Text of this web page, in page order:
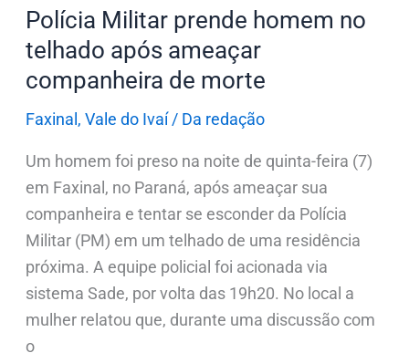
Polícia Militar prende homem no
telhado após ameaçar
companheira de morte
Faxinal , Vale do Ivaí/ Da redação
Um homem foi preso na noite de quinta-feira (7)
em Faxinal, no Paraná, após ameaçar sua
companheira e tentar se esconder da Polícia
Militar (PM) em um telhado de uma residência
próxima. A equipe policial foi acionada via
sistema Sade, por volta das 19h20. No local a
mulher relatou que, durante uma discussão com
o
de
morte